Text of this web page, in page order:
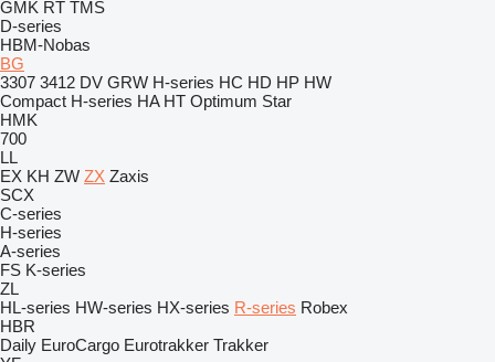
GMK RT TMS
D-series
HBM-Nobas
BG
3307 3412 DV GRW H-series HC HD HP HW
Compact H-series HA HT Optimum Star
HMK
700
LL
EX KH ZW ZX Zaxis
SCX
C-series
H-series
A-series
FS K-series
ZL
HL-series HW-series HX-series R-series Robex
HBR
Daily EuroCargo Eurotrakker Trakker